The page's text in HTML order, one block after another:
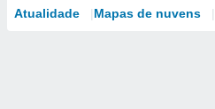
Atualidade Mapas de nuvens